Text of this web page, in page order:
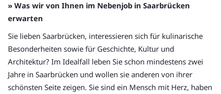
» Was wir von Ihnen im Nebenjob in Saarbrücken
erwarten
Sie lieben Saarbrücken, interessieren sich für kulinarische
Besonderheiten sowie für Geschichte, Kultur und
Architektur? Im Idealfall leben Sie schon mindestens zwei
Jahre in Saarbrücken und wollen sie anderen von ihrer
schönsten Seite zeigen. Sie sind ein Mensch mit Herz, haben